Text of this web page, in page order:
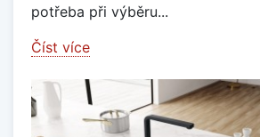
potřeba při výběru...
Číst více